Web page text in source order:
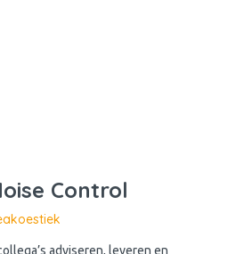
Control
adviseren, leveren en